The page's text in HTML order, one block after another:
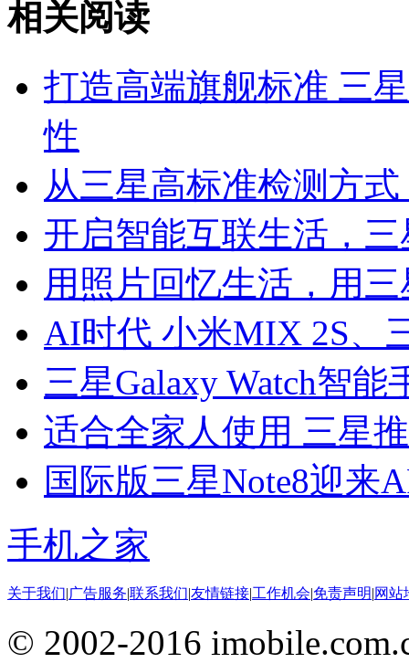
相关阅读
打造高端旗舰标准 三
性
从三星高标准检测方
开启智能互联生活，
用照片回忆生活，用
AI时代 小米MIX 2S、
三星Galaxy Watch智
适合全家人使用 三星
国际版三星Note8迎来
手机之家
关于我们|广告服务|联系我们|友情链接|工作机会|免责声明|网站
© 2002-2016